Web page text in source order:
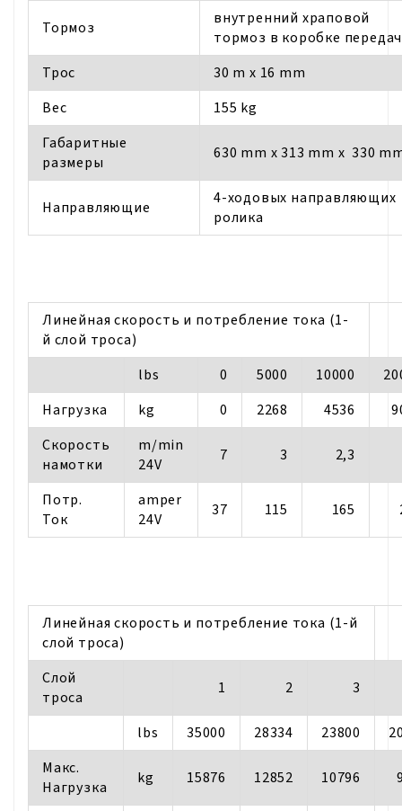
Тормоз
внутренний храповой
тормоз в коробке передач
Трос
30 m x 16 mm
Bес
155 kg
Габаритные
размеры
630 mm x 313 mm x 330
Направляющие
4-ходовых направляющих
ролика
Линейная скорость и потребление тока (1-
й слой троса)
lbs
0 5000 10000
Нагрузка
kg 0 2268 4536
Скорость
намотки
m/min
24V
7 3 2,3
Потр.
Ток
amper
24V
37 115 165
Линейная скорость и потребление тока (1-й
слой троса)
Cлой
троса
1 2 3
lbs 35000 28334 23800
Mакс.
Нагрузка
kg 15876 12852 10796